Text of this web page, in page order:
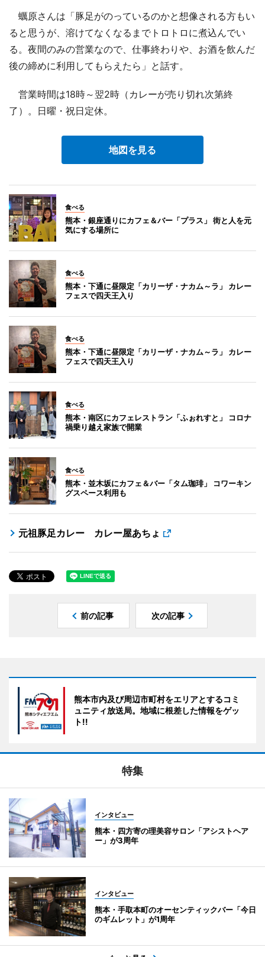
蠣原さんは「豚足がのっているのかと想像される方もい
ると思うが、溶けてなくなるまでトロトロに煮込んでい
る。夜間のみの営業なので、仕事終わりや、お酒を飲んだ
後の締めに利用してもらえたら」と話す。
営業時間は18時～翌2時（カレーが売り切れ次第終
了）。日曜・祝日定休。
地図を見る
食べる
熊本・銀座通りにカフェ＆バー「プラス」 街と人を元
気にする場所に
食べる
熊本・下通に昼限定「カリーザ・ナカム～ラ」 カレー
フェスで四天王入り
食べる
熊本・下通に昼限定「カリーザ・ナカム～ラ」 カレー
フェスで四天王入り
食べる
熊本・南区にカフェレストラン「ふぉれすと」 コロナ
禍乗り越え家族で開業
食べる
熊本・並木坂にカフェ＆バー「タム珈琲」 コワーキン
グスペース利用も
元祖豚足カレー カレー屋あちょ
前の記事 次の記事
熊本市内及び周辺市町村をエリアとするコミ
ュニティ放送局。地域に根差した情報をゲッ
ト!!
特集
インタビュー
熊本・四方寄の理美容サロン「アシストヘア
ー」が3周年
インタビュー
熊本・手取本町のオーセンティックバー「今日
のギムレット」が1周年